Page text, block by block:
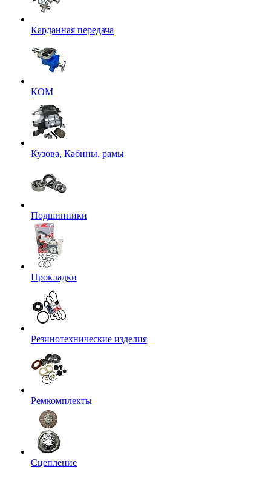
Карданная передача
КОМ
Кузова, Кабины, рамы
Подшипники
Прокладки
Резинотехнические изделия
Ремкомплекты
Сцепление